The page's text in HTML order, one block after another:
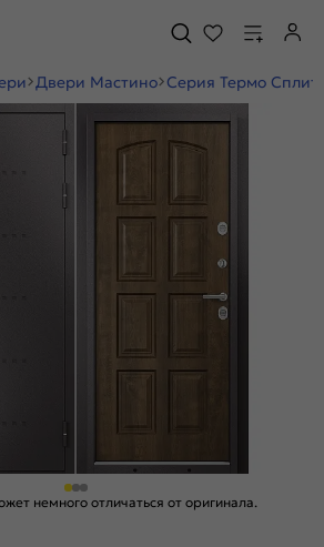
Двери Мастино Серия Термо Сплит
немного отличаться от оригинала.